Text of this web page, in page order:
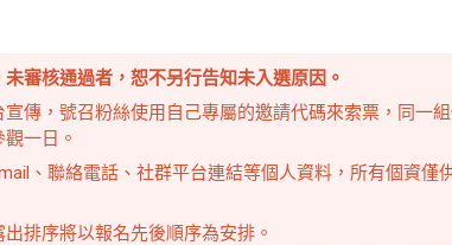
審核通過者，恕不另行告知未入選原因。
傳，號召粉絲使用自己專屬的邀請代碼來索票，同一
一日。
、聯絡電話、社群平台連結等個人資料，所有個資僅
排序將以報名先後順序為安排。